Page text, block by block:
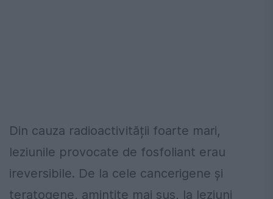
Din cauza radioactivității foarte mari,
leziunile provocate de fosfoliant erau
ireversibile. De la cele cancerigene și
teratogene, amintite mai sus, la leziuni